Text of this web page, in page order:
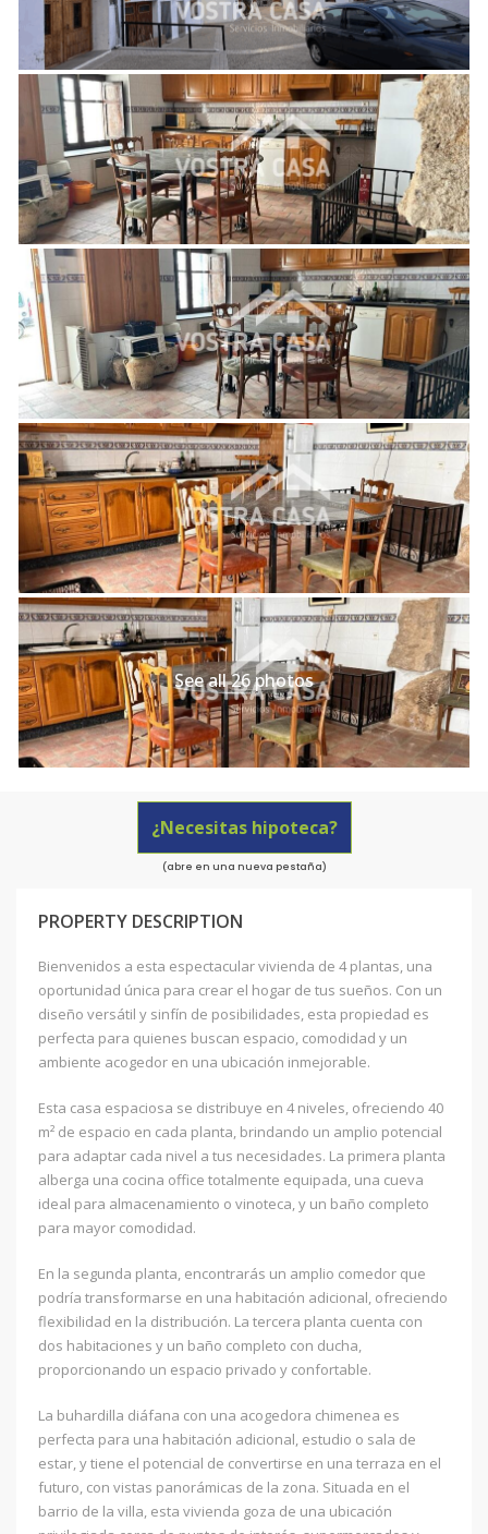
See all 26 photos
¿Necesitas hipoteca?
(abre en una nueva pestaña)
PROPERTY DESCRIPTION
Bienvenidos a esta espectacular vivienda de 4 plantas, una
oportunidad única para crear el hogar de tus sueños. Con un
diseño versátil y sinfín de posibilidades, esta propiedad es
perfecta para quienes buscan espacio, comodidad y un
ambiente acogedor en una ubicación inmejorable.
Esta casa espaciosa se distribuye en 4 niveles, ofreciendo 40
m² de espacio en cada planta, brindando un amplio potencial
para adaptar cada nivel a tus necesidades. La primera planta
alberga una cocina office totalmente equipada, una cueva
ideal para almacenamiento o vinoteca, y un baño completo
para mayor comodidad.
En la segunda planta, encontrarás un amplio comedor que
podría transformarse en una habitación adicional, ofreciendo
flexibilidad en la distribución. La tercera planta cuenta con
dos habitaciones y un baño completo con ducha,
proporcionando un espacio privado y confortable.
La buhardilla diáfana con una acogedora chimenea es
perfecta para una habitación adicional, estudio o sala de
estar, y tiene el potencial de convertirse en una terraza en el
futuro, con vistas panorámicas de la zona. Situada en el
barrio de la villa, esta vivienda goza de una ubicación